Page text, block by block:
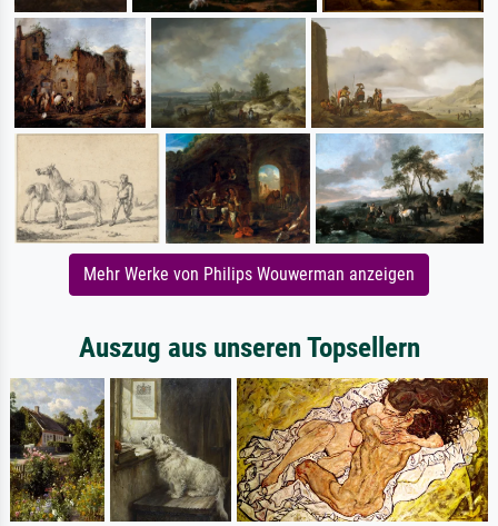
Mehr Werke von Philips Wouwerman anzeigen
Auszug aus unseren Topsellern